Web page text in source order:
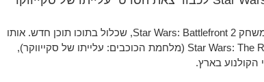
ב-20 לדצמבר יגיע עדכון חדש וגדול למשחק Star Wars: Battlefront 2, שכלול בתוכו תוכן חדש. אותו
Star Wars: The Rise of Skywalker (מלחמת הכוכבים: עלייתו של סקייווקר),
הקולנוע בארץ.